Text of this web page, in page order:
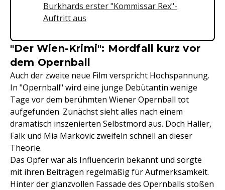
Burkhards erster "Kommissar Rex"-
Auftritt aus
"Der Wien-Krimi": Mordfall kurz vor
dem Opernball
Auch der zweite neue Film verspricht Hochspannung.
In "Opernball" wird eine junge Debütantin wenige
Tage vor dem berühmten Wiener Opernball tot
aufgefunden. Zunächst sieht alles nach einem
dramatisch inszenierten Selbstmord aus. Doch Haller,
Falk und Mia Markovic zweifeln schnell an dieser
Theorie.
Das Opfer war als Influencerin bekannt und sorgte
mit ihren Beiträgen regelmäßig für Aufmerksamkeit.
Hinter der glanzvollen Fassade des Opernballs stoßen